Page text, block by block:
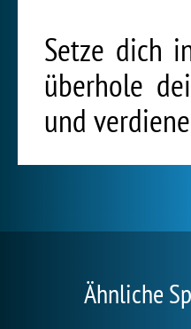
Setze dich
überhole
und
Ähnliche